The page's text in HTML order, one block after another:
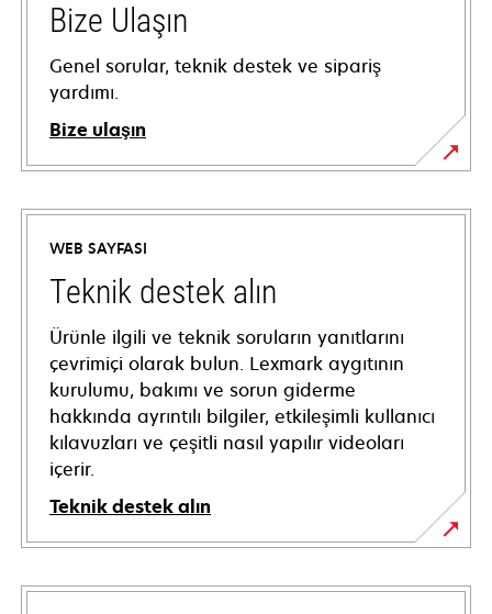
Bize Ulaşın
Genel sorular, teknik destek ve sipariş
yardımı.
Bize ulaşın
WEB SAYFASI
Teknik destek alın
Ürünle ilgili ve teknik soruların yanıtlarını
çevrimiçi olarak bulun. Lexmark aygıtının
kurulumu, bakımı ve sorun giderme
hakkında ayrıntılı bilgiler, etkileşimli kullanıcı
kılavuzları ve çeşitli nasıl yapılır videoları
içerir.
Teknik destek alın
opens
in